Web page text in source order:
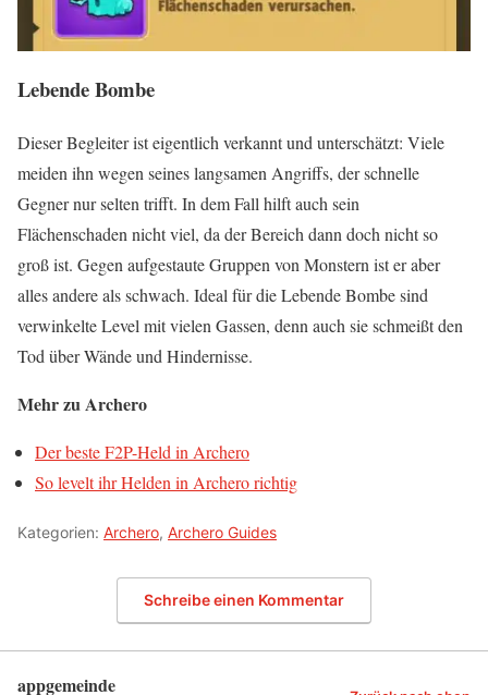
Lebende Bombe
Dieser Begleiter ist eigentlich verkannt und unterschätzt: Viele
meiden ihn wegen seines langsamen Angriffs, der schnelle
Gegner nur selten trifft. In dem Fall hilft auch sein
Flächenschaden nicht viel, da der Bereich dann doch nicht so
groß ist. Gegen aufgestaute Gruppen von Monstern ist er aber
alles andere als schwach. Ideal für die Lebende Bombe sind
verwinkelte Level mit vielen Gassen, denn auch sie schmeißt den
Tod über Wände und Hindernisse.
Mehr zu Archero
Der beste F2P-Held in Archero
So levelt ihr Helden in Archero richtig
Kategorien: Archero, Archero Guides
Schreibe einen Kommentar
appgemeinde